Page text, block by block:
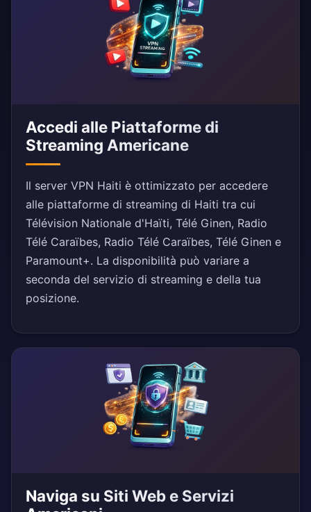
Accedi alle Piattaforme di
Streaming Americane
Il server VPN Haiti è ottimizzato per accedere
alle piattaforme di streaming di Haiti tra cui
Télévision Nationale d'Haïti, Télé Ginen, Radio
Télé Caraïbes, Radio Télé Caraïbes, Télé Ginen e
Paramount+. La disponibilità può variare a
seconda del servizio di streaming e della tua
posizione.
Naviga su Siti Web e Servizi